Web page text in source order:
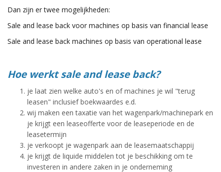
Dan zijn er twee mogelijkheden:
Sale and lease back voor machines op basis van financial lease
Sale and lease back machines op basis van operational lease
Hoe werkt sale and lease back?
je laat zien welke auto's en of machines je wil "terug
leasen" inclusief boekwaardes e.d.
wij maken een taxatie van het wagenpark/machinepark en
je krijgt een leaseofferte voor de leaseperiode en de
leasetermijn
je verkoopt je wagenpark aan de leasemaatschappij
je krijgt de liquide middelen tot je beschikking om te
investeren in andere zaken in je onderneming